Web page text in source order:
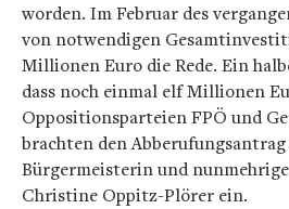
worden. Im Februar des
von notwendigen
Millionen Euro die Rede. Ein
dass noch einmal elf Millionen
Oppositionsparteien FPÖ und
brachten den
Bürgermeisterin und
Christine Oppitz-Plörer ein.